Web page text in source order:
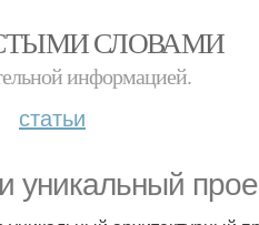
СЛОВАМИ
информацией.
статьи
уникальный